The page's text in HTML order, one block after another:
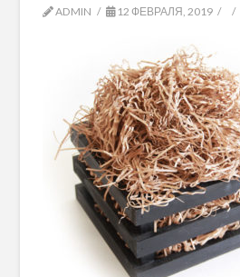
ADMIN 12 ФЕВРАЛЯ, 2019